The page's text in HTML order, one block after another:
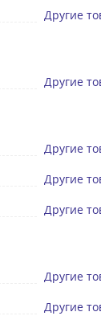
Другие
Другие
Другие
Другие
Другие
Другие
Другие